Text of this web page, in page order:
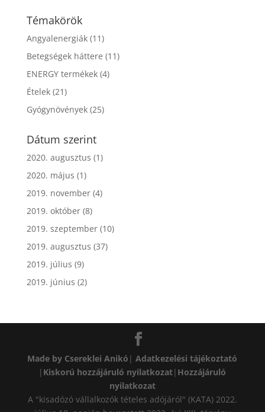
Témakörök
Angyalenergiák(11)
Betegségek háttere (11)
ENERGY termékek(4)
Ételek(21)
Gyógynövények(25)
Dátum szerint
2020. augusztus (1)
2020. május (1)
2019. november(4)
2019. október(8)
2019. szeptember(10)
2019. augusztus (37)
2019. július (9)
2019. június (2)
Made by Csereklei Anikó |Adatkezelési tájékoztató
| Kiskorú hozzájáruló nyilatkozat| Hozzájáruló
nyilatkozat
A "kisadózó vállalkozók tételes adójáról" (KATA) 2022.